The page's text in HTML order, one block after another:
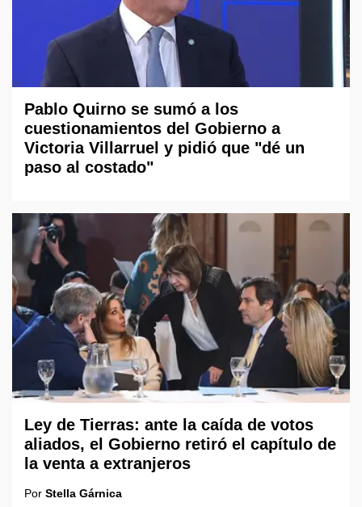
Pablo Quirno se sumó a los
cuestionamientos del Gobierno a
Victoria Villarruel y pidió que "dé un
paso al costado"
Ley de Tierras: ante la caída de votos
aliados, el Gobierno retiró el capítulo de
la venta a extranjeros
Por Stella Gárnica